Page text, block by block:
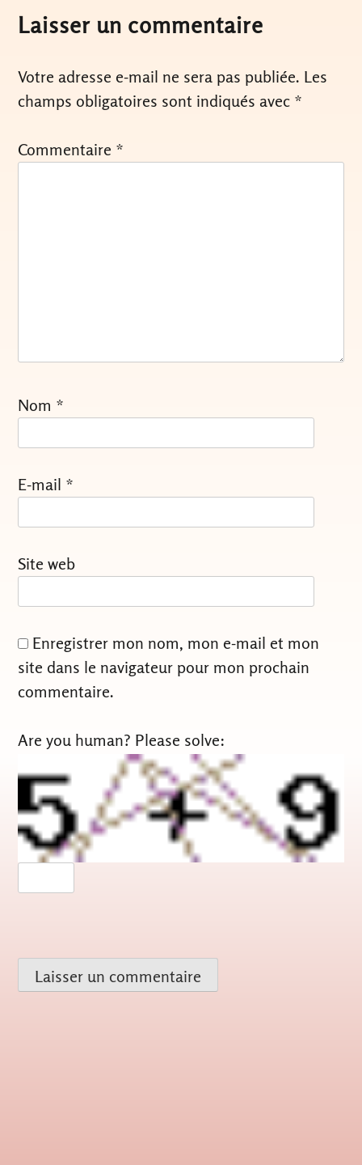
l’article
Laisser un commentaire
Votre adresse e-mail ne sera pas publiée. Les
champs obligatoires sont indiqués avec *
Commentaire *
Nom *
E-mail *
Site web
Enregistrer mon nom, mon e-mail et mon
site dans le navigateur pour mon prochain
commentaire.
Are you human? Please solve: